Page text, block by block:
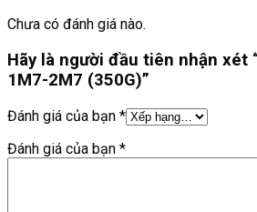
Chưa có đánh giá nào.
Hãy là người đầu tiên nhận xét
1M7-2M7 (350G)”
Đánh giá của bạn *
Đánh giá của bạn *